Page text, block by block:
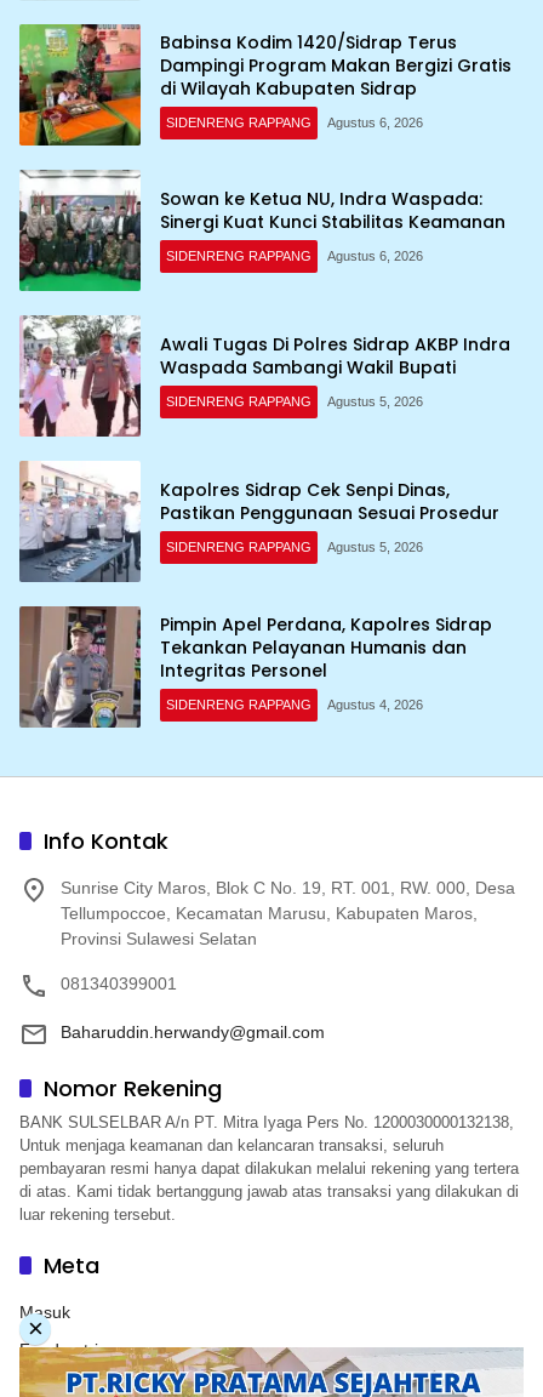
Babinsa Kodim 1420/Sidrap Terus
Dampingi Program Makan Bergizi Gratis
di Wilayah Kabupaten Sidrap
SIDENRENG RAPPANG Agustus 6, 2026
Sowan ke Ketua NU, Indra Waspada:
Sinergi Kuat Kunci Stabilitas Keamanan
SIDENRENG RAPPANG Agustus 6, 2026
Awali Tugas Di Polres Sidrap AKBP Indra
Waspada Sambangi Wakil Bupati
SIDENRENG RAPPANG Agustus 5, 2026
Kapolres Sidrap Cek Senpi Dinas,
Pastikan Penggunaan Sesuai Prosedur
SIDENRENG RAPPANG Agustus 5, 2026
Pimpin Apel Perdana, Kapolres Sidrap
Tekankan Pelayanan Humanis dan
Integritas Personel
SIDENRENG RAPPANG Agustus 4, 2026
Info Kontak
Sunrise City Maros, Blok C No. 19, RT. 001, RW. 000, Desa
Tellumpoccoe, Kecamatan Marusu, Kabupaten Maros,
Provinsi Sulawesi Selatan
081340399001
Baharuddin.herwandy@gmail.com
Nomor Rekening
BANK SULSELBAR A/n PT. Mitra Iyaga Pers No. 1200030000132138,
Untuk menjaga keamanan dan kelancaran transaksi, seluruh
pembayaran resmi hanya dapat dilakukan melalui rekening yang tertera
di atas. Kami tidak bertanggung jawab atas transaksi yang dilakukan di
luar rekening tersebut.
Meta
Masuk
Feed entri
Feed komentar
×